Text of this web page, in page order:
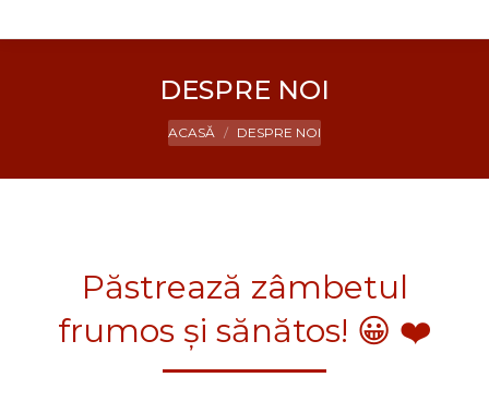
DESPRE NOI
You are here:
ACASĂ DESPRE NOI
Păstrează zâmbetul
frumos și sănătos! 😀 ❤️